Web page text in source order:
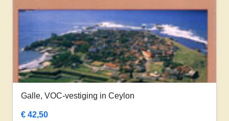
Galle, VOC-vestiging in Ceylon
€ 42,50